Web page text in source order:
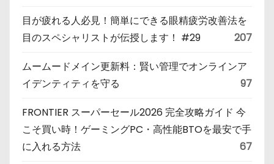
目が疲れる人必見！簡単にできる眼精疲労改善法を
目のスペシャリストが伝授します！ #29
207
ムームードメイン更新料：賢い管理でオンラインア
イデンティティを守る
97
FRONTIER スーパーセール2026 完全攻略ガイド 今
こそ買い時！ゲーミングPC・高性能BTOを最安で手
に入れる方法
67